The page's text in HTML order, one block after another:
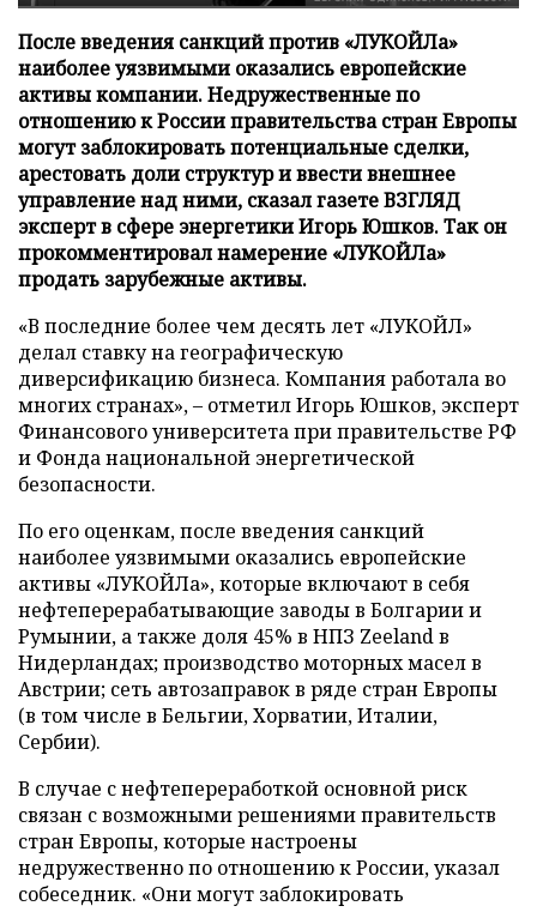
После введения санкций против «ЛУКОЙЛа»
наиболее уязвимыми оказались европейские
активы компании. Недружественные по
отношению к России правительства стран Европы
могут заблокировать потенциальные сделки,
арестовать доли структур и ввести внешнее
управление над ними, сказал газете ВЗГЛЯД
эксперт в сфере энергетики Игорь Юшков. Так он
прокомментировал намерение «ЛУКОЙЛа»
продать зарубежные активы.
«В последние более чем десять лет «ЛУКОЙЛ»
делал ставку на географическую
диверсификацию бизнеса. Компания работала во
многих странах», – отметил Игорь Юшков, эксперт
Финансового университета при правительстве РФ
и Фонда национальной энергетической
безопасности.
По его оценкам, после введения санкций
наиболее уязвимыми оказались европейские
активы «ЛУКОЙЛа», которые включают в себя
нефтеперерабатывающие заводы в Болгарии и
Румынии, а также доля 45% в НПЗ Zeeland в
Нидерландах; производство моторных масел в
Австрии; сеть автозаправок в ряде стран Европы
(в том числе в Бельгии, Хорватии, Италии,
Сербии).
В случае с нефтепереработкой основной риск
связан с возможными решениями правительств
стран Европы, которые настроены
недружественно по отношению к России, указал
собеседник. «Они могут заблокировать